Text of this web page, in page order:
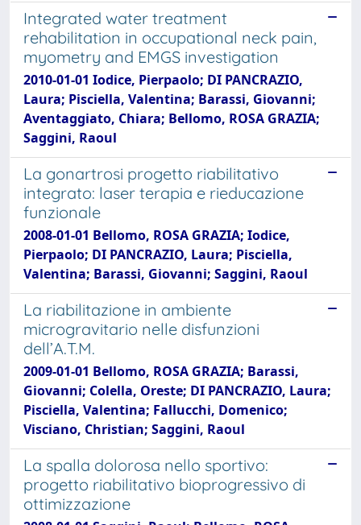
Integrated water treatment
rehabilitation in occupational neck pain,
myometry and EMGS investigation
2010-01-01 Iodice, Pierpaolo; DI PANCRAZIO,
Laura; Pisciella, Valentina; Barassi, Giovanni;
Aventaggiato, Chiara; Bellomo, ROSA GRAZIA;
Saggini, Raoul
La gonartrosi progetto riabilitativo
integrato: laser terapia e rieducazione
funzionale
2008-01-01 Bellomo, ROSA GRAZIA; Iodice,
Pierpaolo; DI PANCRAZIO, Laura; Pisciella,
Valentina; Barassi, Giovanni; Saggini, Raoul
La riabilitazione in ambiente
microgravitario nelle disfunzioni
dell’A.T.M.
2009-01-01 Bellomo, ROSA GRAZIA; Barassi,
Giovanni; Colella, Oreste; DI PANCRAZIO, Laura;
Pisciella, Valentina; Fallucchi, Domenico;
Visciano, Christian; Saggini, Raoul
La spalla dolorosa nello sportivo:
progetto riabilitativo bioprogressivo di
ottimizzazione